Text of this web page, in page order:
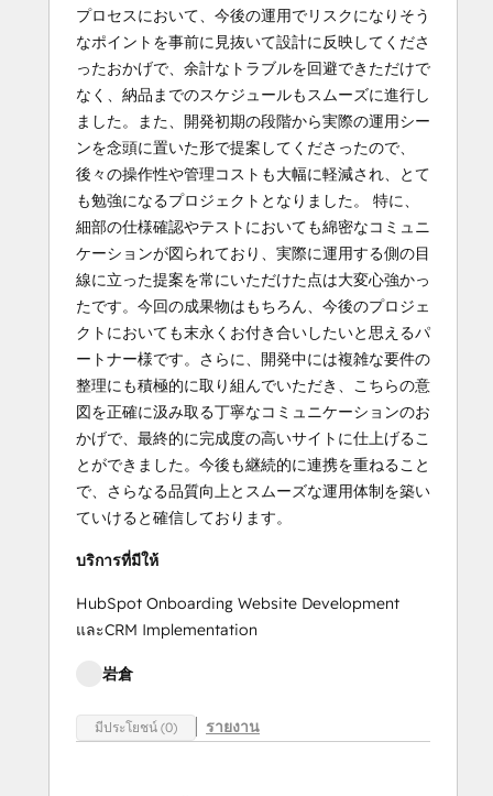
プロセスにおいて、今後の運用でリスクになりそう
なポイントを事前に見抜いて設計に反映してくださ
ったおかげで、余計なトラブルを回避できただけで
なく、納品までのスケジュールもスムーズに進行し
ました。また、開発初期の段階から実際の運用シー
ンを念頭に置いた形で提案してくださったので、
後々の操作性や管理コストも大幅に軽減され、とて
も勉強になるプロジェクトとなりました。 特に、
細部の仕様確認やテストにおいても綿密なコミュニ
ケーションが図られており、実際に運用する側の目
線に立った提案を常にいただけた点は大変心強かっ
たです。今回の成果物はもちろん、今後のプロジェ
クトにおいても末永くお付き合いしたいと思えるパ
ートナー様です。さらに、開発中には複雑な要件の
整理にも積極的に取り組んでいただき、こちらの意
図を正確に汲み取る丁寧なコミュニケーションのお
かげで、最終的に完成度の高いサイトに仕上げるこ
とができました。今後も継続的に連携を重ねること
で、さらなる品質向上とスムーズな運用体制を築い
ていけると確信しております。
บริการที่มีให้
HubSpot Onboarding Website Development
และCRM Implementation
岩倉
มีประโยชน์ (0) รายงาน